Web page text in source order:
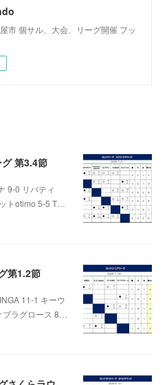
市 個サル、大会、リーグ開催 フッ
第3.4節
9-0 リバティ
トotimo 5-5 T…
第1.2節
11-1 キーウ
ラグロース 8…